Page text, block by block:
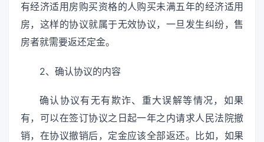
有经济适用房购买资格的人购买未满五年的经济适用
房，这样的协议就属于无效协议，一旦发生纠纷，售
房者就需要返还定金。
2、确认协议的内容
确认协议有无有欺诈、重大误解等情况，如果
有，可以在签订协议之日起一年之内请求人民法院撤
销，在协议撤销后，定金应该全部返还。比如，如果